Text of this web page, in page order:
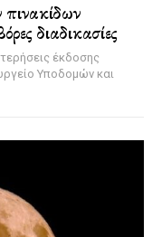
διαδικασίες
έκδοσης
Υποδομών και